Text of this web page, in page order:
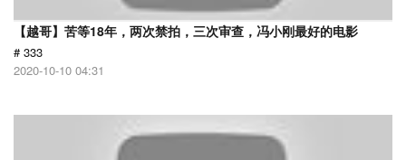
【越哥】苦等18年，两次禁拍，三次审查，冯小刚最好的电影
# 333
2020-10-10 04:31